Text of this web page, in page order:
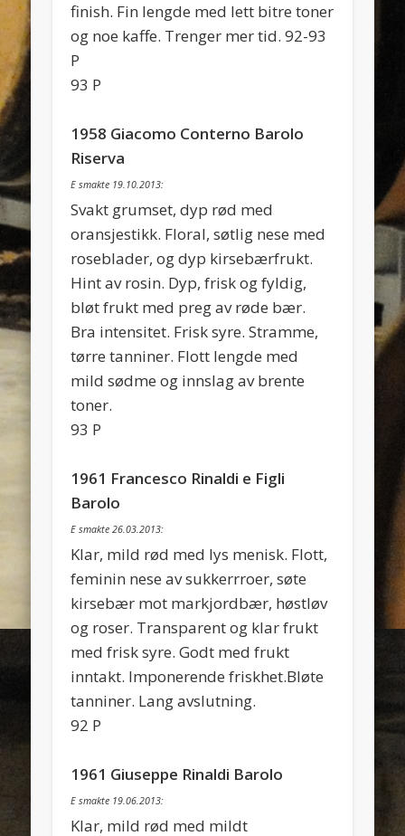
finish. Fin lengde med lett bitre toner
og noe kaffe. Trenger mer tid. 92-93
P
93 P
1958 Giacomo Conterno Barolo
Riserva
E smakte 19.10.2013:
Svakt grumset, dyp rød med
oransjestikk. Floral, søtlig nese med
roseblader, og dyp kirsebærfrukt.
Hint av rosin. Dyp, frisk og fyldig,
bløt frukt med preg av røde bær.
Bra intensitet. Frisk syre. Stramme,
tørre tanniner. Flott lengde med
mild sødme og innslag av brente
toner.
93 P
1961 Francesco Rinaldi e Figli
Barolo
E smakte 26.03.2013:
Klar, mild rød med lys menisk. Flott,
feminin nese av sukkerrroer, søte
kirsebær mot markjordbær, høstløv
og roser. Transparent og klar frukt
med frisk syre. Godt med frukt
inntakt. Imponerende friskhet.Bløte
tanniner. Lang avslutning.
92 P
1961 Giuseppe Rinaldi Barolo
E smakte 19.06.2013:
Klar, mild rød med mildt